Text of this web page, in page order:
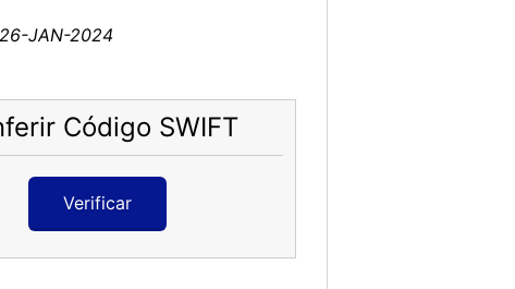
JAN-2024
Código SWIFT
Verificar